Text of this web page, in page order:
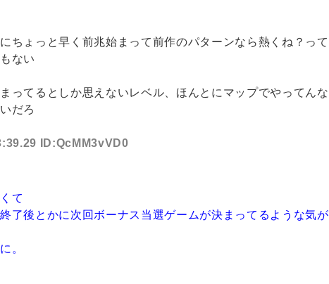
ちょっと早く前兆始まって前作のパターンなら熱くね？って
ない
ってるとしか思えないレベル、ほんとにマップでやってんな
だろ
ID:QcMM3vVD0
て
了後とかに次回ボーナス当選ゲームが決まってるような気が
。